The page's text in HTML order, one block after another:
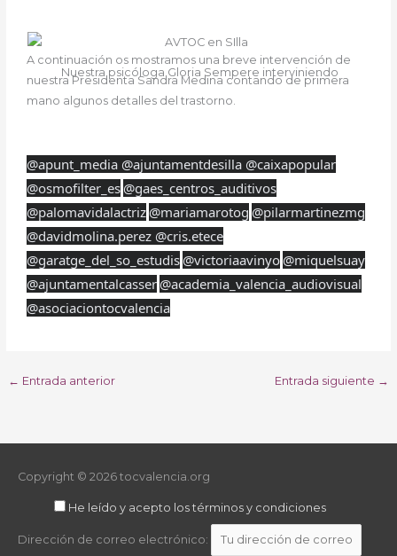
Nuestra psicóloga Gloria Sempere interviniendo
A continuación os mostramos una breve intervención de
nuestra Presidenta Sandra Medina contando de primera
mano algunos detalles del trastorno.
@apunt_media@ajuntamentdesilla @caixapopular
@osmofilter_es @gaes_centros_auditivos
@palomavidalactriz @mariamarotog @pilarmartinezmg
@davidmolina.perez @cris.etece
@garatge_del_so_estudis @victoriaavinyo @miquelsuay
@ajuntamentalcasser @academia_valencia_audiovisual
@asociaciontocvalencia
← Entrada anterior Entrada siguiente →
Copyright © 2026 tocvalencia.org
He leído y acepto los términos y condiciones
Dirección de correo electrónico: